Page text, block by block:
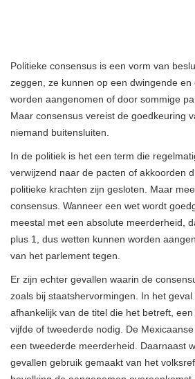
Politieke consensus is een vorm van
zeggen, ze kunnen op een dwingende en
worden aangenomen of door sommige
Maar consensus vereist de goedkeuring
niemand buitensluiten.
In de politiek is het een term die
verwijzend naar de pacten of akkoorden
politieke krachten zijn gesloten. Maar
consensus. Wanneer een wet wordt
meestal met een absolute meerderheid,
plus 1, dus wetten kunnen worden
van het parlement tegen.
Er zijn echter gevallen waarin de
zoals bij staatshervormingen. In het geval
afhankelijk van de titel die het betreft,
vijfde of tweederde nodig. De
een tweederde meerderheid. Daarnaast
gevallen gebruik gemaakt van het